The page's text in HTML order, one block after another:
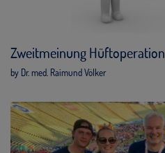
Zweitmeinung Hüftoperation
by Dr. med. Raimund Völker